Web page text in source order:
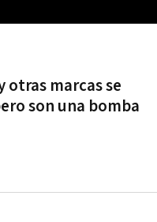
otras marcas se
son una bomba